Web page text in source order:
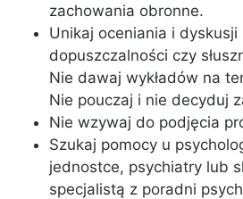
zachowania obronne.
Unikaj oceniania i
dopuszczalności czy
Nie dawaj wykładów na
Nie pouczaj i nie decyduj
Nie wzywaj do podjęcia
Szukaj pomocy u
jednostce, psychiatry lub
specjalistą z poradni